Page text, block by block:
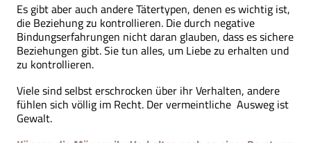
Es gibt aber auch andere Tätertypen, denen es wichtig ist,
die Beziehung zu kontrollieren. Die durch negative
Bindungserfahrungen nicht daran glauben, dass es sichere
Beziehungen gibt. Sie tun alles, um Liebe zu erhalten und
zu kontrollieren.
Viele sind selbst erschrocken über ihr Verhalten, andere
fühlen sich völlig im Recht. Der vermeintliche Ausweg ist
Gewalt.